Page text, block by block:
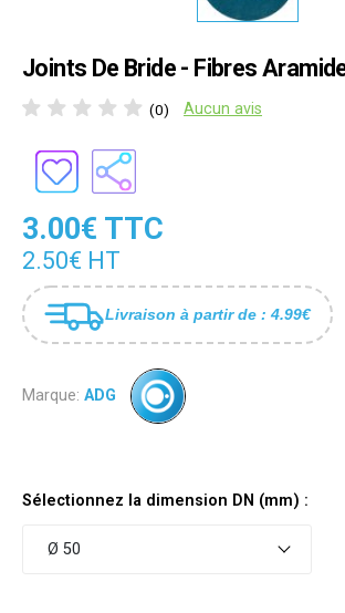
Joints De Bride - Fibres
(0) Aucun avis
3.00€ TTC
2.50€ HT
Livraison à partir de : 4.99€
Marque: ADG
Sélectionnez la dimension DN (mm) :
Ø 50